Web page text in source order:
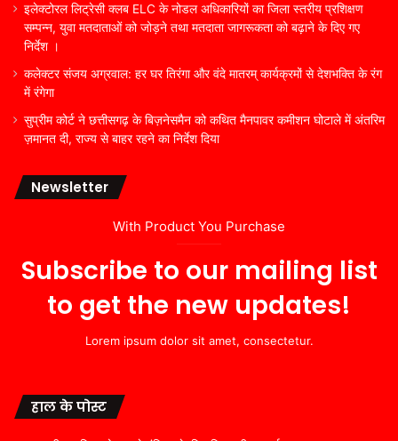
इलेक्टोरल लिट्रेसी क्लब ELC के नोडल अधिकारियों का जिला स्तरीय प्रशिक्षण
सम्पन्न, युवा मतदाताओं को जोड़ने तथा मतदाता जागरूकता को बढ़ाने के दिए गए
निर्देश ।
कलेक्टर संजय अग्रवाल: हर घर तिरंगा और वंदे मातरम् कार्यक्रमों से देशभक्ति के रंग
में रंगेगा
सुप्रीम कोर्ट ने छत्तीसगढ़ के बिज़नेसमैन को कथित मैनपावर कमीशन घोटाले में अंतरिम
ज़मानत दी, राज्य से बाहर रहने का निर्देश दिया
Newsletter
With Product You Purchase
Subscribe to our mailing list
to get the new updates!
Lorem ipsum dolor sit amet, consectetur.
हाल के पोस्ट